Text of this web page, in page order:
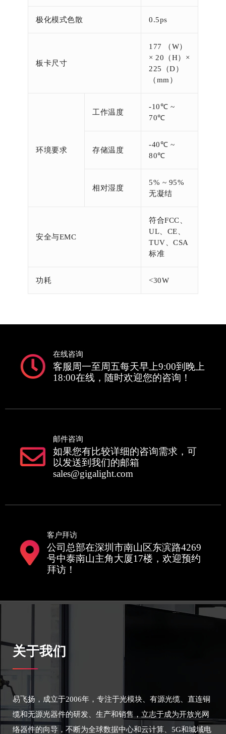
极化模式色散 0.5ps
板卡尺寸
177 （W）
× 20（H）×
225（D）
（mm）
环境要求
工作温度
-10℃ ~
70℃
存储温度
-40℃ ~
80℃
相对湿度
5% ~ 95%
无凝结
安全与EMC
符合FCC、
UL、CE、
TUV、CSA
标准
功耗 <30W
在线咨询
客服周一至周五每天早上9:00到晚上
18:00在线，随时欢迎您的咨询！
邮件咨询
如果您有比较详细的咨询需求，可
以发送到我们的邮箱
sales@gigalight.com
客户拜访
公司总部在深圳市南山区东滨路4269
号中泰南山主角大厦17楼，欢迎预约
拜访！
关于我们
易飞扬，成立于2006年，专注于光模块、有源光缆、直连铜
缆和无源光器件的研发、生产和销售，立志于成为开放光网
络器件的向导，不断为全球数据中心和云计算、5G和城域电